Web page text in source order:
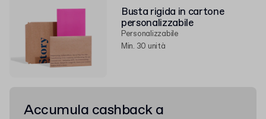
Busta rigida in cartone
personalizzabile
Personalizzabile
Min. 30 unità
Accumula cashback a